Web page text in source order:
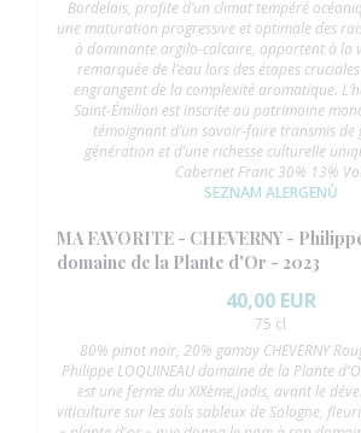
Bordelais, profite d’un climat tempéré
une maturation progressive et optimale des
à dominante argilo-calcaire, apportent à la
remarquée de l’eau lors des étapes
engrangent de la complexité aromatique.
Saint-Émilion est inscrite au patrimoine
témoignant d’un savoir-faire transmis de
génération et d’une richesse culturelle
Cabernet Franc 30% 13%
SEZNAM ALERGENŮ
MA FAVORITE - CHEVERNY -
domaine de la Plante d'Or - 2023
40,00 EUR
75 cl
80% pinot noir, 20% gamay CHEVERNY
Philippe LOQUINEAU domaine de la Plante
est une ferme du XIXème,jadis, avant le
viticulture sur les sols sableux de Sologne,